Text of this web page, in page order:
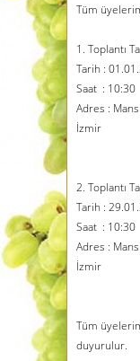
Tüm
1. Toplantı
Tarih :
Saat : 10:30
Adres :
İzmir
2. Toplantı
Tarih :
Saat : 10:30
Adres :
İzmir
Tüm
duyurulur.